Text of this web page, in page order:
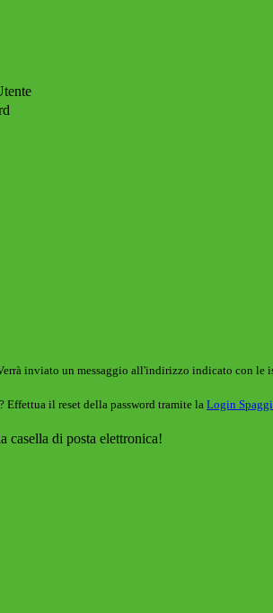
inviato un messaggio all'indirizzo indicato con le
Effettua il reset della password tramite la Login
casella di posta elettronica!